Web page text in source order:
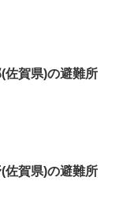
佐賀県)の避難所
佐賀県)の避難所